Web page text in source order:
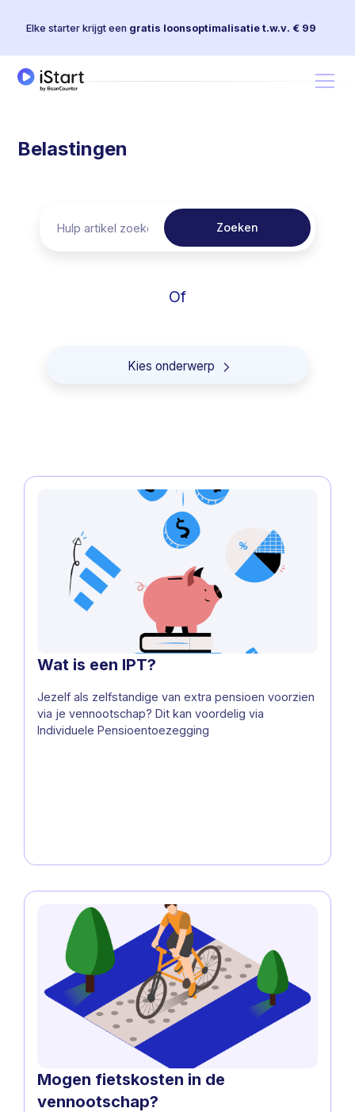
Elke starter krijgt een gratis loonsoptimalisatie t.w.v. € 99
Belastingen
Kies onderwerp
Premie
Zelfstandige
Belastingen
Eenmanszaak in bijberoep
Vennootschap
Of
Wat is een IPT?
Jezelf als zelfstandige van extra pensioen voorzien
via je vennootschap? Dit kan voordelig via
Individuele Pensioentoezegging
Mogen fietskosten in de
vennootschap?